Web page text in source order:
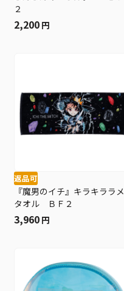
２
2,200 円
返品可
『魔男のイチ』キラキララメ
タオル ＢＦ２
3,960 円